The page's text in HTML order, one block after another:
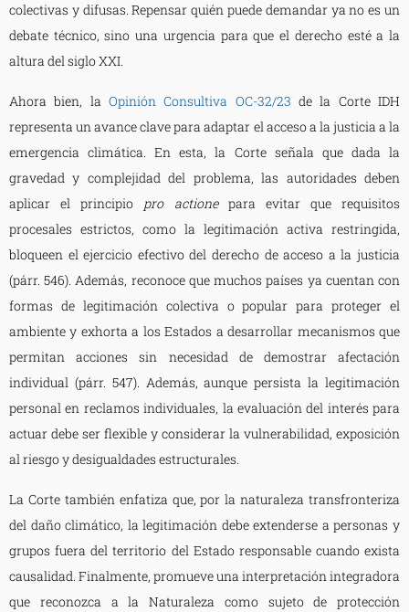
colectivas y difusas. Repensar quién puede demandar ya no es un
debate técnico, sino una urgencia para que el derecho esté a la
altura del siglo XXI.
Ahora bien, la Opinión Consultiva OC-32/23 de la Corte IDH
representa un avance clave para adaptar el acceso a la justicia a la
emergencia climática. En esta, la Corte señala que dada la
gravedad y complejidad del problema, las autoridades deben
aplicar el principio pro actionepara evitar que requisitos
procesales estrictos, como la legitimación activa restringida,
bloqueen el ejercicio efectivo del derecho de acceso a la justicia
(párr. 546). Además, reconoce que muchos países ya cuentan con
formas de legitimación colectiva o popular para proteger el
ambiente y exhorta a los Estados a desarrollar mecanismos que
permitan acciones sin necesidad de demostrar afectación
individual (párr. 547). Además, aunque persista la legitimación
personal en reclamos individuales, la evaluación del interés para
actuar debe ser flexible y considerar la vulnerabilidad, exposición
al riesgo y desigualdades estructurales.
La Corte también enfatiza que, por la naturaleza transfronteriza
del daño climático, la legitimación debe extenderse a personas y
grupos fuera del territorio del Estado responsable cuando exista
causalidad. Finalmente, promueve una interpretación integradora
que reconozca a la Naturaleza como sujeto de protección